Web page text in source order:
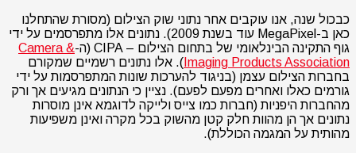
כבכול שנה, אנו עוקבים אחר נתוני שוק הצילום (מסורת שהתחלנו
כאן ב-MegaPixel עוד בשנת 2009). נתונים אלו מתפרסמים על ידי
גוף התקינה הבינלאומי של בתחום הצילום – CIPA (ה-
Camera &
Imaging Products Association ). אלו נתונים רשמיים שמקורם
בחברות הצילום עצמן (בניגוד להערכות שונות המתפרסמות על ידי
גורמים כאלו ואחרים מפעם לפעם). נציין כי הנתונים מגיעים אך ורק
מהחברות היפניות (חברות כמו צייס ולייקה לדוגמא אינן מוסרות
נתונים אך הן מהוות חלק קטן מהשוק בכל מקרה ואינן משפיעות
מהותית על המגמה הכוללת).